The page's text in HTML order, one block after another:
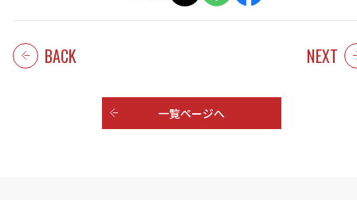
BACK NEXT
一覧ページへ